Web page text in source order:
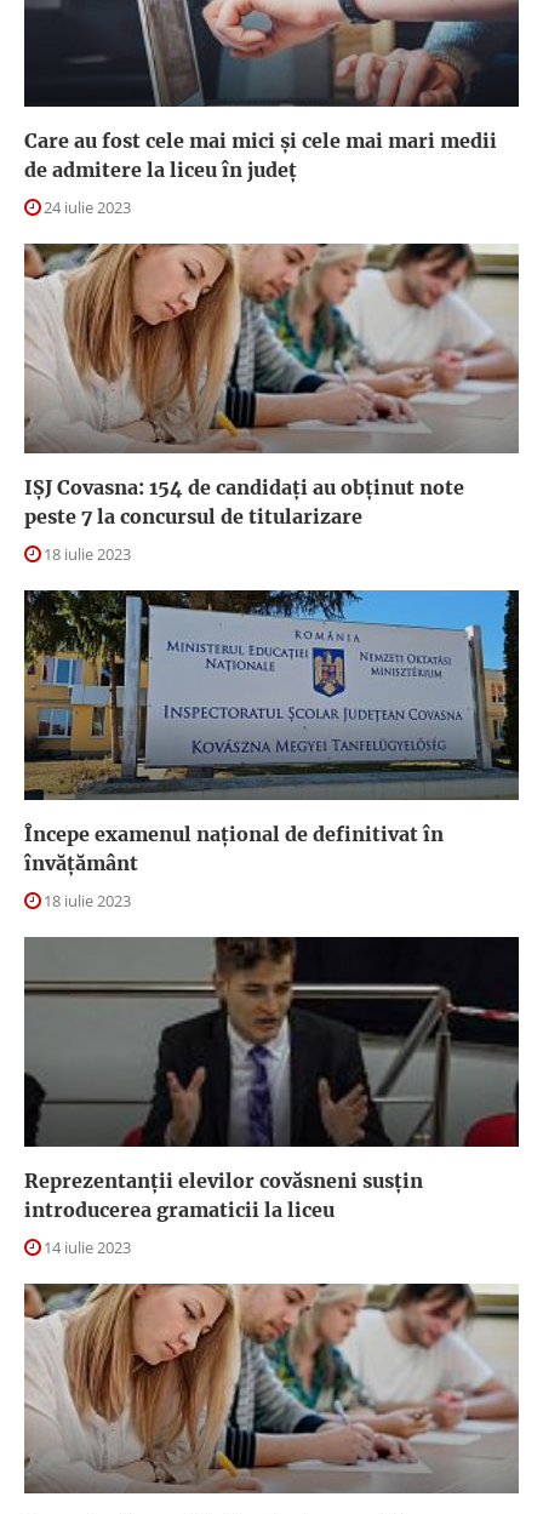
Care au fost cele mai mici și cele mai mari medii
de admitere la liceu în județ
24 iulie 2023
IȘJ Covasna: 154 de candidați au obținut note
peste 7 la concursul de titularizare
18 iulie 2023
Începe examenul național de definitivat în
învățământ
18 iulie 2023
Reprezentanții elevilor covăsneni susțin
introducerea gramaticii la liceu
14 iulie 2023